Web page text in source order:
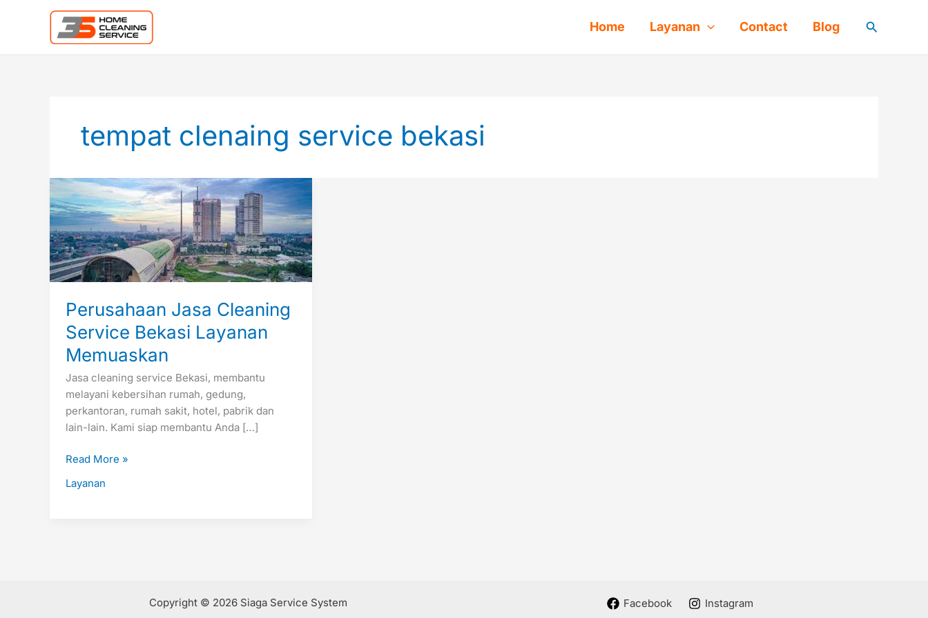
Home Layanan Contact Blog Cari
tempat clenaing service bekasi
Perusahaan Jasa Cleaning
Service Bekasi Layanan
Memuaskan
Jasa cleaning service Bekasi, membantu
melayani kebersihan rumah, gedung,
perkantoran, rumah sakit, hotel, pabrik dan
lain-lain. Kami siap membantu Anda […]
Perusahaan
Jasa
Cleaning
Service
Bekasi
Layanan
Memuaskan
Read More »
Layanan
Copyright © 2026 Siaga Service System Facebook Instagram